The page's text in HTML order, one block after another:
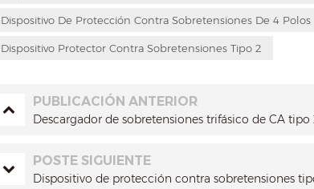
Dispositivo De Protección Contra Sobretensiones De 4 Polos
Dispositivo Protector Contra Sobretensiones Tipo 2
PUBLICACIÓN ANTERIOR
Descargador de sobretensiones trifásico de CA tipo
POSTE SIGUIENTE
Dispositivo de protección contra sobretensiones